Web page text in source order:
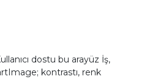
dostu bu arayüz İş,
kontrastı, renk